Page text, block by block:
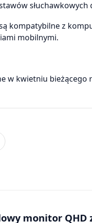
są kompatybilne z
mobilnymi.
w kwietniu bieżącego
monitor QHD